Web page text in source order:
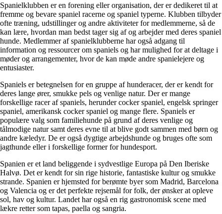
Spanielklubben er en forening eller organisation, der er dedikeret til at
fremme og bevare spaniel racerne og spaniel typerne. Klubben tilbyder
ofte træning, udstillinger og andre aktiviteter for medlemmerne, så de
kan lære, hvordan man bedst tager sig af og arbejder med deres spaniel
hunde. Medlemmer af spanielklubberne har også adgang til
information og ressourcer om spaniels og har mulighed for at deltage i
møder og arrangementer, hvor de kan møde andre spanielejere og
entusiaster.
Spaniels er betegnelsen for en gruppe af hunderacer, der er kendt for
deres lange ører, smukke pels og venlige natur. Der er mange
forskellige racer af spaniels, herunder cocker spaniel, engelsk springer
spaniel, amerikansk cocker spaniel og mange flere. Spaniels er
populære valg som familiehunde på grund af deres venlige og
tålmodige natur samt deres evne til at blive godt sammen med børn og
andre kæledyr. De er også dygtige arbejdshunde og bruges ofte som
jagthunde eller i forskellige former for hundesport.
Spanien er et land beliggende i sydvestlige Europa på Den Iberiske
Halvø. Det er kendt for sin rige historie, fantastiske kultur og smukke
strande. Spanien er hjemsted for berømte byer som Madrid, Barcelona
og Valencia og er det perfekte rejsemål for folk, der ønsker at opleve
sol, hav og kultur. Landet har også en rig gastronomisk scene med
lækre retter som tapas, paella og sangria.